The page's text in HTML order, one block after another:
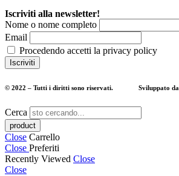
Iscriviti alla newsletter!
Nome o nome completo
Email
Procedendo accetti la privacy policy
© 2022 – Tutti i diritti sono riservati. Sviluppato da
Cerca
Close Carrello
Close Preferiti
Recently Viewed Close
Close